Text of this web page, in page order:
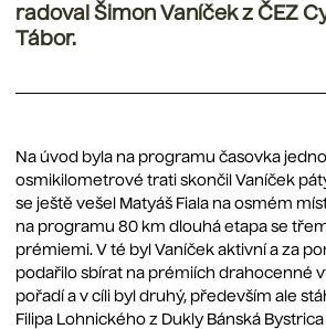
radoval Šimon Vaníček z ČEZ
Tábor.
Na úvod byla na programu časovka
osmikilometrové trati skončil Vaníček
se ještě vešel Matyáš Fiala na osmém
na programu 80 km dlouhá etapa se
prémiemi. V té byl Vaníček aktivní a za
podařilo sbírat na prémiích drahocenné
pořadí a v cíli byl druhý, především ale
Filipa Lohnického z Dukly Bánská